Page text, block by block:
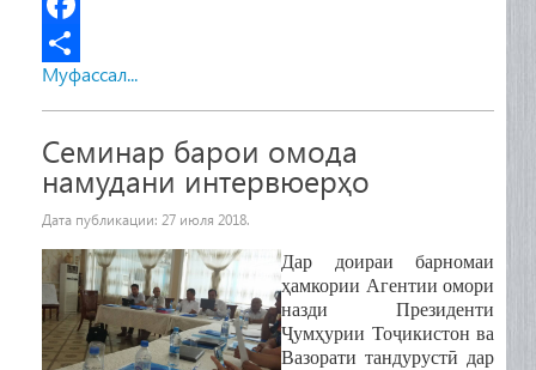
F
a
c
e
b
o
o
k
S
h
a
r
e
Муфассал...
Семинар барои омода
намудани интервюерҳо
Дата публикации: 27 июля 2018.
Дар доираи барномаи
ҳамкории Агентии омори
назди Президенти
Ҷумҳурии Тоҷикистон ва
Вазорати тандурустӣ дар